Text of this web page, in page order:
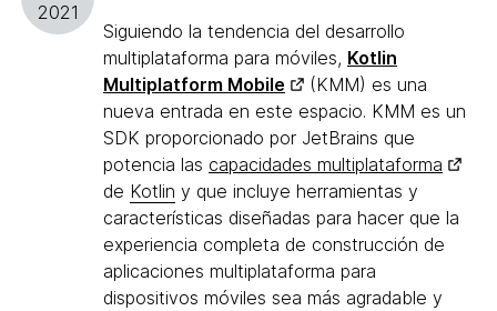
2021
Siguiendo la tendencia del desarrollo
multiplataforma para móviles, Kotlin
Multiplatform Mobile
(KMM) es una
nueva entrada en este espacio. KMM es un
SDK proporcionado por JetBrains que
potencia las capacidades multiplataforma
de Kotlin y que incluye herramientas y
características diseñadas para hacer que la
experiencia completa de construcción de
aplicaciones multiplataforma para
dispositivos móviles sea más agradable y